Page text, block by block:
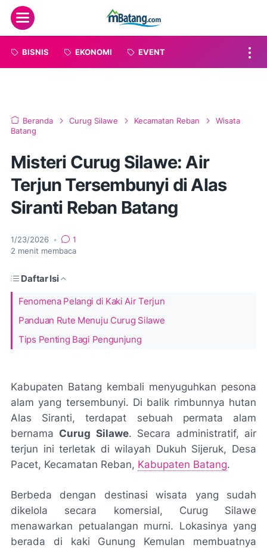
Menu
BISNIS EKONOMI EVENT
Beranda Curug Silawe Kecamatan Reban
Wisata
Batang
Misteri Curug Silawe: Air
Terjun Tersembunyi di Alas
Siranti Reban Batang
1/23/2026 •
1
2 menit membaca
Daftar Isi
Fenomena Pelangi di Kaki Air Terjun
Panduan Rute Menuju Curug Silawe
Tips Penting Bagi Pengunjung
Kabupaten Batang kembali menyuguhkan pesona
alam yang tersembunyi. Di balik rimbunnya hutan
Alas Siranti, terdapat sebuah permata alam
bernama Curug Silawe. Secara administratif, air
terjun ini terletak di wilayah Dukuh Sijeruk, Desa
Pacet, Kecamatan Reban, Kabupaten Batang.
Berbeda dengan destinasi wisata yang sudah
dikelola secara komersial, Curug Silawe
menawarkan petualangan murni. Lokasinya yang
berada di kaki Gunung Kemulan membuatnya